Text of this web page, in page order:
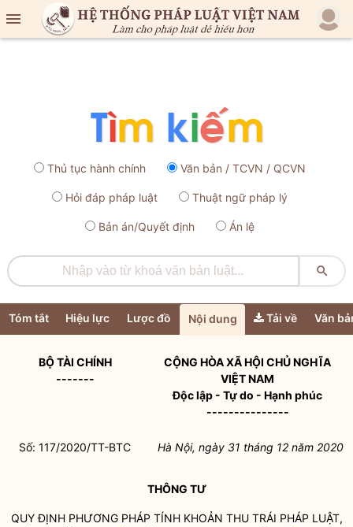

Thủ tục hành chính Văn bản / TCVN / QCVN
Hỏi đáp pháp luật Thuật ngữ pháp lý
Bản án/Quyết định Án lệ

Tóm tắt Hiệu lực Lược đồ Nội dung Tải về Văn
BỘ TÀI CHÍNH
-------
CỘNG HÒA XÃ HỘI CHỦ NGHĨA
VIỆT NAM
Độc lập - Tự do - Hạnh phúc
---------------
Số: 117/2020/TT-BTC Hà Nội, ngày 31 tháng 12 năm 2020
THÔNG TƯ
QUY ĐỊNH PHƯƠNG PHÁP TÍNH KHOẢN THU TRÁI PHÁP LUẬT,